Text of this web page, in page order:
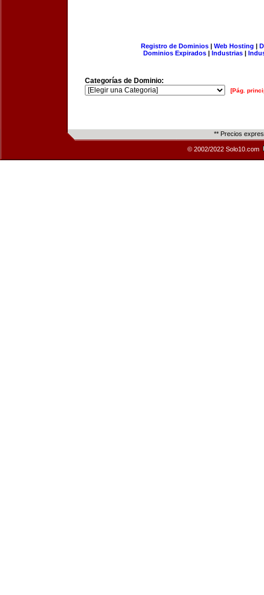
Registro de Dominios| Web Hosting |
Dominios Expirados | Industrias |
Categorías de Dominio:
[Pág.
** Precios
© 2002/2022 Solo10.com